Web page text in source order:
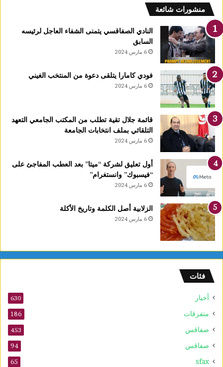
ر
ت
خ
ل
ا
ت
ل
منشورات شائعة
النادي الصفاقسي يتمنى الشفاء العاجل لرئيسه
السابق
6 مارس 2024
فودي كامارا يتلقى دعوة من المنتخب الغيني
6 مارس 2024
قائمة جلال تقية تطلب من المكتب الجامعي التعهد
التلقائي بملف انتخابات الجامعة
6 مارس 2024
أول تعليق لشركة “ميتا” بعد العطب المفاجئ على
“فيسبوك” وانستغرام”
6 مارس 2024
الزلابية أصل الكلمة وتاريخ الأكلة
6 مارس 2024
فئات
أخبار 630
متفرقات 186
صفاقس 453
صفاقس 94
sfax
65